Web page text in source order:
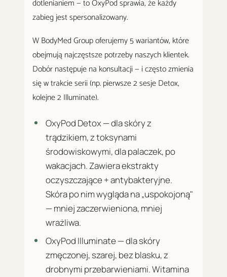
dotlenianiem — to OxyPod sprawia, że każdy
zabieg jest spersonalizowany.
W BodyMed Group oferujemy 5 wariantów, które
obejmują najczęstsze potrzeby naszych klientek.
Dobór następuje na konsultacji — i często zmienia
się w trakcie serii (np. pierwsze 2 sesje Detox,
kolejne 2 Illuminate).
OxyPod Detox — dla skóry z
trądzikiem, z toksynami
środowiskowymi, dla palaczek, po
wakacjach. Zawiera ekstrakty
oczyszczające + antybakteryjne.
Skóra po nim wygląda na „uspokojoną"
— mniej zaczerwieniona, mniej
wrażliwa.
OxyPod Illuminate — dla skóry
zmęczonej, szarej, bez blasku, z
drobnymi przebarwieniami. Witamina